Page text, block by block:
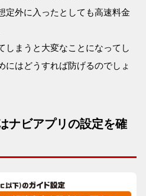
定外に入ったとしても高速料金
しまうと大変なことになってし
にはどうすれば防げるのでしょ
ナビアプリの設定を確